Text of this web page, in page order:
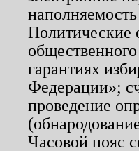
Политические
гарантиях
Федерации»;
проведение
Часовой пояс